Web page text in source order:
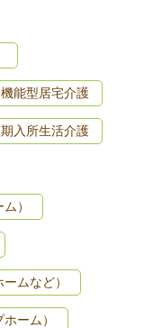
能型居宅介護
入所生活介護
）
ムなど）
ーム）